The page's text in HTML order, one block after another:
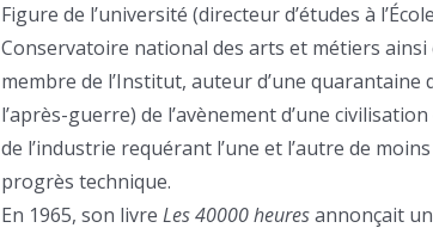
Figure de l’université (directeur d’études à
Conservatoire national des arts et métiers ainsi
membre de l’Institut, auteur d’une
l’après-guerre) de l’avènement d’une
de l’industrie requérant l’une et l’autre de
progrès technique.
En 1965, son livreLes 40000 heuresannonçait